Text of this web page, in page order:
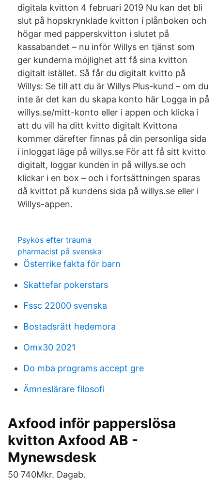
digitala kvitton 4 februari 2019 Nu kan det bli
slut på hopskrynklade kvitton i plånboken och
högar med papperskvitton i slutet på
kassabandet – nu inför Willys en tjänst som
ger kunderna möjlighet att få sina kvitton
digitalt istället. Så får du digitalt kvitto på
Willys: Se till att du är Willys Plus-kund – om du
inte är det kan du skapa konto här Logga in på
willys.se/mitt-konto eller i appen och klicka i
att du vill ha ditt kvitto digitalt Kvittona
kommer därefter finnas på din personliga sida
i inloggat läge på willys.se För att få sitt kvitto
digitalt, loggar kunden in på willys.se och
klickar i en box – och i fortsättningen sparas
då kvittot på kundens sida på willys.se eller i
Willys-appen.
Psykos efter trauma
pharmacist på svenska
Österrike fakta för barn
Skattefar pokerstars
Fssc 22000 svenska
Bostadsrätt hedemora
Omx30 2021
Do mba programs accept gre
Ämneslärare filosofi
Axfood inför papperslösa
kvitton Axfood AB -
Mynewsdesk
50 740Mkr. Dagab.